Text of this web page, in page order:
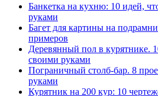
Банкетка на кухню: 10 идей,
руками
Багет для картины на
примеров
Деревянный пол в курятнике.
своими руками
Пограничный столб-бар. 8
руками
Курятник на 200 кур: 10